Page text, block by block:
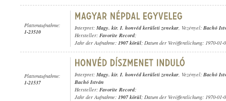
Plattenaufnahme:
1-23510
Interpret: Magy. kir. I. honvéd kerületi zenekar, Vezényel: Bachó
Hersteller: Favorite Record;
Jahr der Aufnahme: 1907 körül; Datum der Veröffentlichung: 1970-01-
Plattenaufnahme:
1-21537
Interpret: Magy. kir. I. honvéd kerületi zenekar, Vezényel: Bachó
Bachó István
Hersteller: Favorite Record;
Jahr der Aufnahme: 1907 körül; Datum der Veröffentlichung: 1970-01-